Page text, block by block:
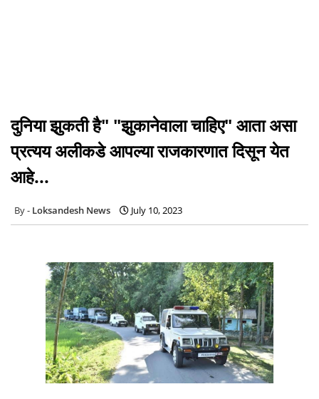
दुनिया झुकती है" "झुकानेवाला चाहिए" आता असा
प्रत्यय अलीकडे आपल्या राजकारणात दिसून येत
आहे...
Loksandesh News July 10, 2023